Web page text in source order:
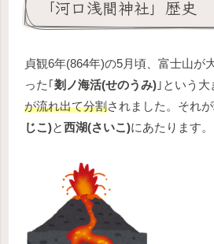
「河口浅間神社」歴史
貞観6年(864年)の5月頃、富士山が
った｢ 剗ノ海活(せのうみ) ｣という大
が流れ出て分割されました。それ
じこ)と西湖(さいこ)にあたります。